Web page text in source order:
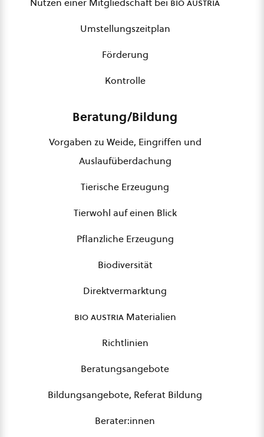
Umstellungszeitplan
Förderung
Kontrolle
Beratung/Bildung
Vorgaben zu Weide, Eingriffen und
Auslaufüberdachung
Tierische Erzeugung
Tierwohl auf einen Blick
Pflanzliche Erzeugung
Biodiversität
Direktvermarktung
bio austriaMaterialien
Richtlinien
Beratungsangebote
Bildungsangebote, Referat Bildung
Berater:innen